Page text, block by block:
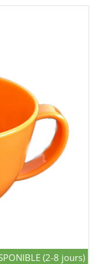
(2-8 jours)